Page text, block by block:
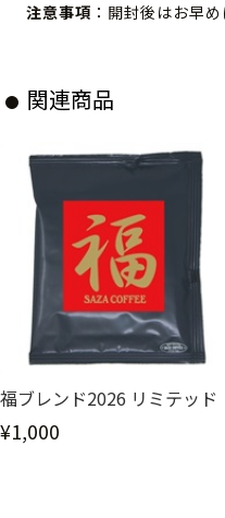
注意事項 ：開封後はお早
関連商品
福ブレンド2026 リミテッド
¥1,000